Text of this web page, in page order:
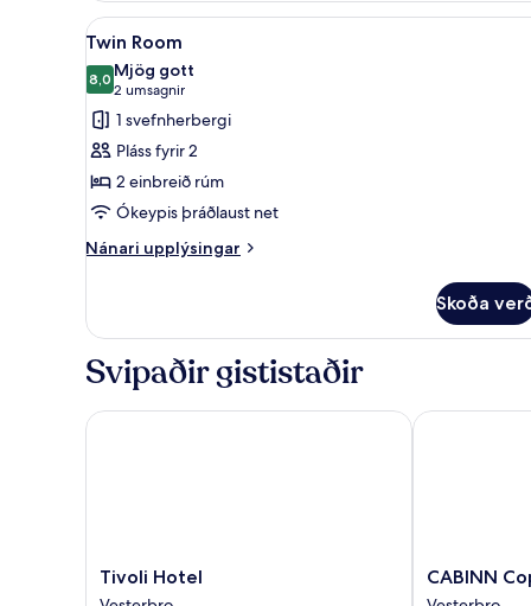
þrjá
Skoða
allar
myndir
fyrir
Twin
Room
8
Twin Room
8,08,0 af 10
Mjög gott
2 umsagnir
(2
umsagnir)
1 svefnherbergi
Pláss fyrir 2
2 einbreið rúm
Ókeypis þráðlaust net
Nánari upplýsingar
Nánari
Room
Skoða
Svipaðir gististaðir
Tivoli
Hotel
Tivoli Hotel
Tivoli Hotel
CABINN
Copenhagen
CABINN
CABINN